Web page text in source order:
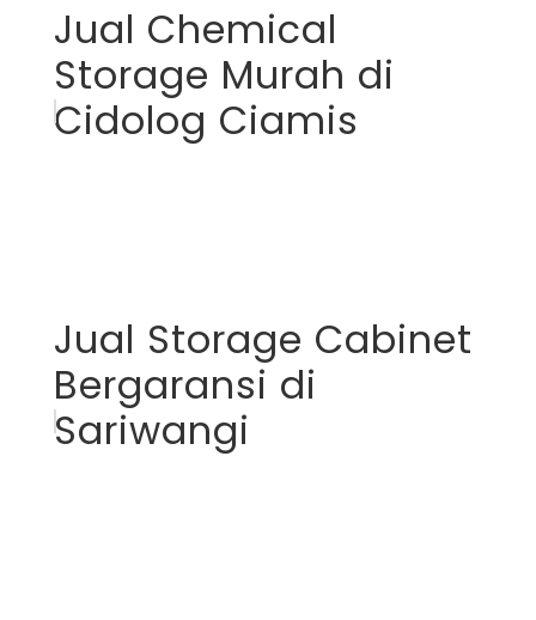
Jual Chemical
Storage Murah di
Cidolog Ciamis
Jual Storage Cabinet
Bergaransi di
Sariwangi